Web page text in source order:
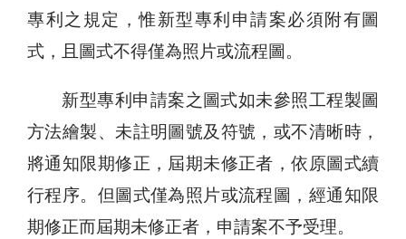
專利之規定，惟新型專利申請案必須附有圖
式，且圖式不得僅為照片或流程圖。
新型專利申請案之圖式如未參照工程製圖
方法繪製、未註明圖號及符號，或不清晰時，
將通知限期修正，屆期未修正者，依原圖式續
行程序。但圖式僅為照片或流程圖，經通知限
期修正而屆期未修正者，申請案不予受理。